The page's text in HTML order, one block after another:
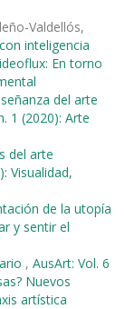
Valdellós,
inteligencia
En torno
del arte
1 (2020): Arte
del arte
Visualidad,
de la utopía
y sentir el
, AusArt: Vol. 6
Nuevos
artística